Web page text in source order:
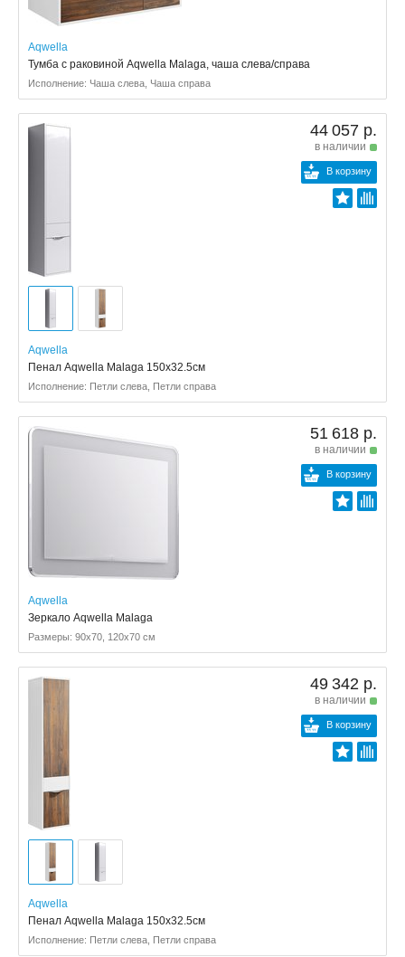
Aqwella
Тумба с раковиной Aqwella Malaga, чаша слева/справа
Исполнение: Чаша слева, Чаша справа
44 057 р.
в наличии
В корзину
Aqwella
Пенал Aqwella Malaga 150x32.5см
Исполнение: Петли слева, Петли справа
51 618 р.
в наличии
В корзину
Aqwella
Зеркало Aqwella Malaga
Размеры: 90x70, 120x70 см
49 342 р.
в наличии
В корзину
Aqwella
Пенал Aqwella Malaga 150x32.5см
Исполнение: Петли слева, Петли справа